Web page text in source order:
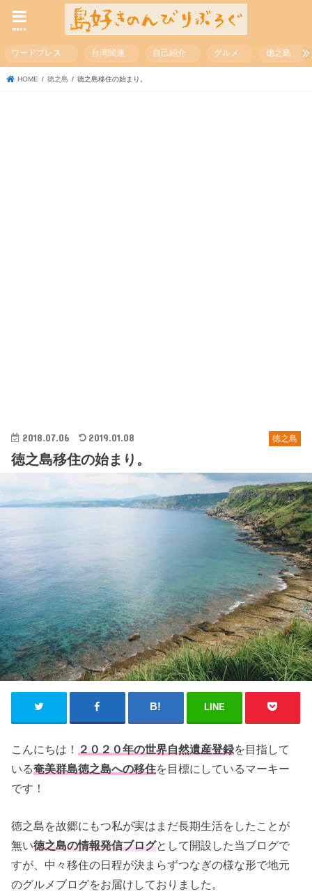
menu
ワードプレス 台湾関連 自己紹介 グルメ 徳之島
HOME 徳之島 徳之島移住の始まり。
徳之島
2018.07.06 2019.01.08
徳之島移住の始まり。
LINE
こんにちは！ ２０２０年の世界自然遺産登録を目指して
いる奄美群島徳之島への移住を目標にしているマーキー
です！
徳之島を故郷にもつ私が実はまだ長期生活をしたことが
無い徳之島の情報発信ブログとして開設した当ブログで
すが、中々移住の日程が決まらずつなぎの様な形で地元
のグルメブログをお届けしておりました。